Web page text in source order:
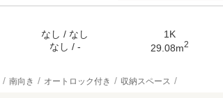
なし / なし
なし / -
1K
29.08m2
南向き オートロック付き 収納スペース